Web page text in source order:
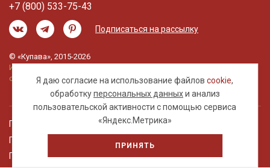
Я даю согласие на использование файловcookie,
обработкуперсональных данныхи анализ
пользовательской активности с помощью сервиса
«Яндекс.Метрика»
ПРИНЯТЬ
+7 (800) 533-75-43
Подписаться на рассылку
© «Купава», 2015-2026
Информация на сайте не является публичной
офертой.
Правовая информация
Политика обработки персональных данных
Пользовательское соглашение